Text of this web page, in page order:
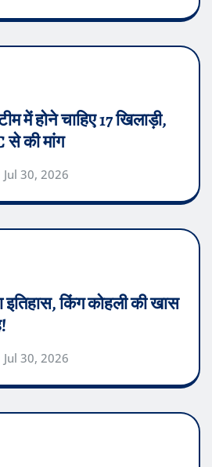
में होने चाहिए 17 खिलाड़ी,
की मांग
Jul 30, 2026
किंग कोहली की खास
Jul 30, 2026